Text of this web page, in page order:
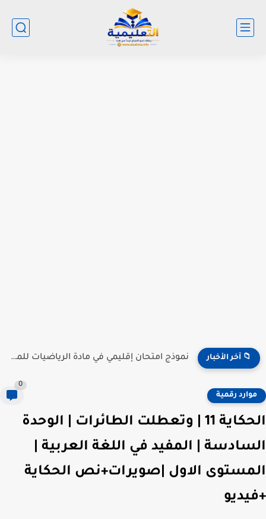
📁 آخر الأخبار نموذج امتحان إقليمي في مادة الرياضيات للمستوى السادس ابتدائي...
موارد رقمية
0
الحكاية 11 | وتعطلت الطائرات | الوحدة
السادسة | المفيد في اللغة العربية |
المستوى الاول |صويرات+نص الحكاية
+فيديو